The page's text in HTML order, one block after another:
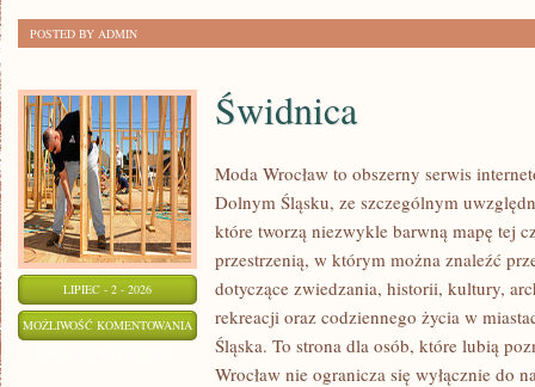
POSTED BY ADMIN
LIPIEC - 2 - 2026
MOŻLIWOŚĆ KOMENTOWANIA ŚWIDNICA
Świdnica
Moda Wrocław to obszerny serwis
Dolnym Śląsku, ze szczególnym
które tworzą niezwykle barwną mapę tej
przestrzenią, w którym można znaleźć
dotyczące zwiedzania, historii, kultury,
rekreacji oraz codziennego życia w
Śląska. To strona dla osób, które lubią
Wrocław nie ogranicza się wyłącznie do